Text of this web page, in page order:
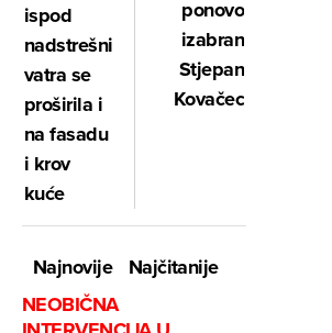
ispod
nadstrešnice,
vatra se
proširila i
na fasadu
i krov
kuće
ponovo
izabran
Stjepan
Kovačec
Najnovije
Najčitanije
NEOBIČNA